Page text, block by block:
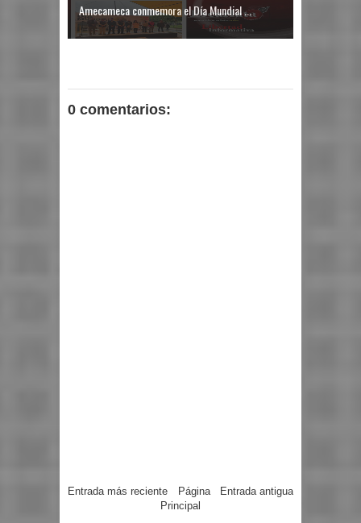
Amecameca conmemora el Día Mundial ...
0 comentarios:
Entrada más reciente Entrada antigua
Página
Principal